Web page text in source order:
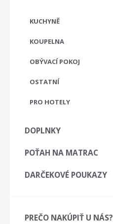
KUCHYNĚ
KOUPELNA
OBÝVACÍ POKOJ
OSTATNÍ
PRO HOTELY
DOPLNKY
POŤAH NA MATRAC
DARČEKOVÉ POUKAZY
PREČO NAKÚPIŤ U NÁS?